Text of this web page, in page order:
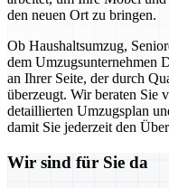
den neuen Ort zu bringen.
Ob Haushaltsumzug,
dem Umzugsunternehmen
an Ihrer Seite, der durch
überzeugt. Wir beraten Sie
detaillierten Umzugsplan
damit Sie jederzeit den
Wir sind für Sie da